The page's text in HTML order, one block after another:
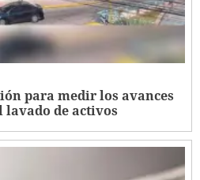
para medir los avances
lavado de activos